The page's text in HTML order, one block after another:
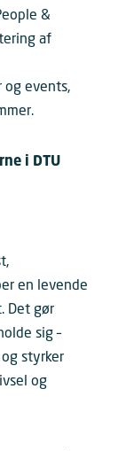
&
af
events,
i DTU
en levende
Det gør
sig –
styrker
og